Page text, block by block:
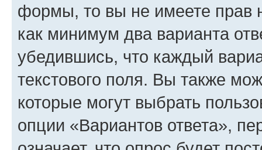
формы, то вы не имеете прав
как минимум два варианта
убедившись, что каждый
текстового поля. Вы также
которые могут выбрать
опции «Вариантов ответа»,